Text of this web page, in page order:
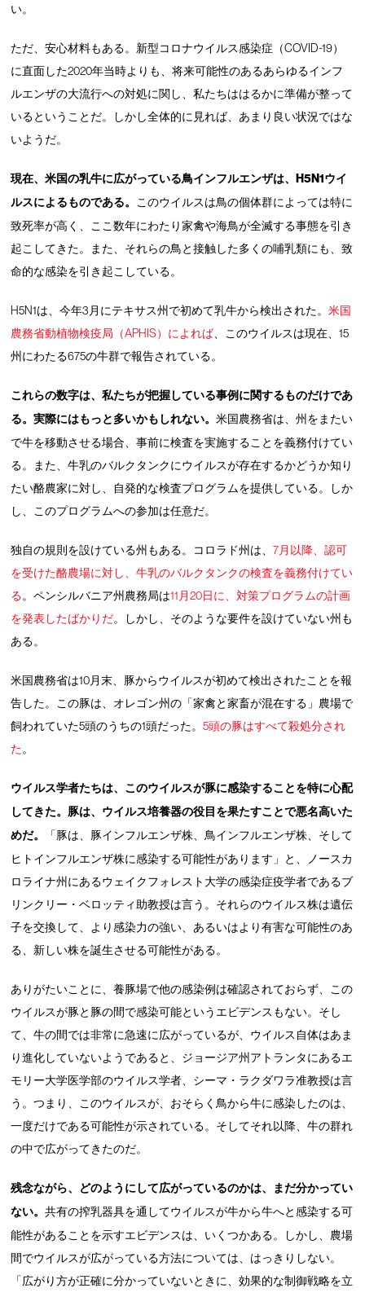
い。
ただ、安心材料もある。新型コロナウイルス感染症（COVID-19）
に直面した2020年当時よりも、将来可能性のあるあらゆるインフ
ルエンザの大流行への対処に関し、私たちははるかに準備が整って
いるということだ。しかし全体的に見れば、あまり良い状況ではな
いようだ。
現在、米国の乳牛に広がっている鳥インフルエンザは、H5N1ウイ
ルスによるものである。
このウイルスは鳥の個体群によっては特に
致死率が高く、ここ数年にわたり家禽や海鳥が全滅する事態を引き
起こしてきた。また、それらの鳥と接触した多くの哺乳類にも、致
命的な感染を引き起こしている。
H5N1は、今年3月にテキサス州で初めて乳牛から検出された。米国
農務省動植物検疫局（APHIS）によれば、このウイルスは現在、15
州にわたる675の牛群で報告されている。
これらの数字は、私たちが把握している事例に関するものだけであ
る。実際にはもっと多いかもしれない。米国農務省は、州をまたい
で牛を移動させる場合、事前に検査を実施することを義務付けてい
る。また、牛乳のバルクタンクにウイルスが存在するかどうか知り
たい酪農家に対し、自発的な検査プログラムを提供している。しか
し、このプログラムへの参加は任意だ。
独自の規則を設けている州もある。コロラド州は、7月以降、認可
を受けた酪農場に対し、牛乳のバルクタンクの検査を義務付けてい
る。ペンシルバニア州農務局は11月20日に、対策プログラムの計画
を発表したばかりだ。しかし、そのような要件を設けていない州も
ある。
米国農務省は10月末、豚からウイルスが初めて検出されたことを報
告した。この豚は、オレゴン州の「家禽と家畜が混在する」農場で
飼われていた5頭のうちの1頭だった。5頭の豚はすべて殺処分され
た。
ウイルス学者たちは、このウイルスが豚に感染することを特に心配
してきた。豚は、ウイルス培養器の役目を果たすことで悪名高いた
めだ。
「豚は、豚インフルエンザ株、鳥インフルエンザ株、そして
ヒトインフルエンザ株に感染する可能性があります」と、ノースカ
ロライナ州にあるウェイクフォレスト大学の感染症疫学者であるブ
リンクリー・ベロッティ助教授は言う。それらのウイルス株は遺伝
子を交換して、より感染力の強い、あるいはより有害な可能性のあ
る、新しい株を誕生させる可能性がある。
ありがたいことに、養豚場で他の感染例は確認されておらず、この
ウイルスが豚と豚の間で感染可能というエビデンスもない。そし
て、牛の間では非常に急速に広がっているが、ウイルス自体はあま
り進化していないようであると、ジョージア州アトランタにあるエ
モリー大学医学部のウイルス学者、シーマ・ラクダワラ准教授は言
う。つまり、このウイルスが、おそらく鳥から牛に感染したのは、
一度だけである可能性が示されている。そしてそれ以降、牛の群れ
の中で広がってきたのだ。
残念ながら、どのようにして広がっているのかは、まだ分かってい
ない。共有の搾乳器具を通してウイルスが牛から牛へと感染する可
能性があることを示すエビデンスは、いくつかある。しかし、農場
間でウイルスが広がっている方法については、はっきりしない。
「広がり方が正確に分かっていないときに、効果的な制御戦略を立